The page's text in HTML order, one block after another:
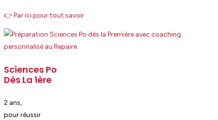
👉 Par ici pour tout savoir
Sciences Po
Dès La 1ère
2 ans,
pour réussir